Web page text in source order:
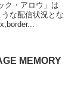
ク・アロウ」は
な配信状況とな
MEMORY